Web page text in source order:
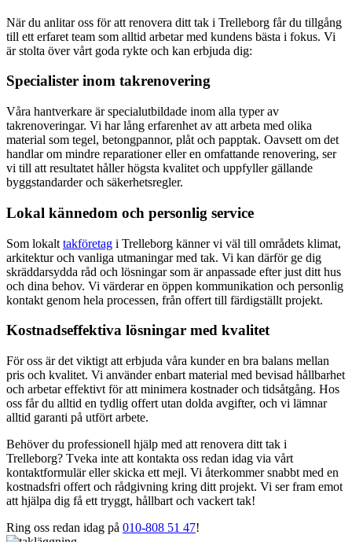
När du anlitar oss för att renovera ditt tak i Trelleborg får du tillgång
till ett erfaret team som alltid arbetar med kundens bästa i fokus. Vi
är stolta över vårt goda rykte och kan erbjuda dig:
Specialister inom takrenovering
Våra hantverkare är specialutbildade inom alla typer av
takrenoveringar. Vi har lång erfarenhet av att arbeta med olika
material som tegel, betongpannor, plåt och papptak. Oavsett om det
handlar om mindre reparationer eller en omfattande renovering, ser
vi till att resultatet håller högsta kvalitet och uppfyller gällande
byggstandarder och säkerhetsregler.
Lokal kännedom och personlig service
Som lokalt takföretag i Trelleborg känner vi väl till områdets klimat,
arkitektur och vanliga utmaningar med tak. Vi kan därför ge dig
skräddarsydda råd och lösningar som är anpassade efter just ditt hus
och dina behov. Vi värderar en öppen kommunikation och personlig
kontakt genom hela processen, från offert till färdigställt projekt.
Kostnadseffektiva lösningar med kvalitet
För oss är det viktigt att erbjuda våra kunder en bra balans mellan
pris och kvalitet. Vi använder enbart material med bevisad hållbarhet
och arbetar effektivt för att minimera kostnader och tidsåtgång. Hos
oss får du alltid en tydlig offert utan dolda avgifter, och vi lämnar
alltid garanti på utfört arbete.
Behöver du professionell hjälp med att renovera ditt tak i
Trelleborg? Tveka inte att kontakta oss redan idag via vårt
kontaktformulär eller skicka ett mejl. Vi återkommer snabbt med en
kostnadsfri offert och rådgivning kring ditt projekt. Vi ser fram emot
att hjälpa dig få ett tryggt, hållbart och vackert tak!
Ring oss redan idag på 010-808 51 47!